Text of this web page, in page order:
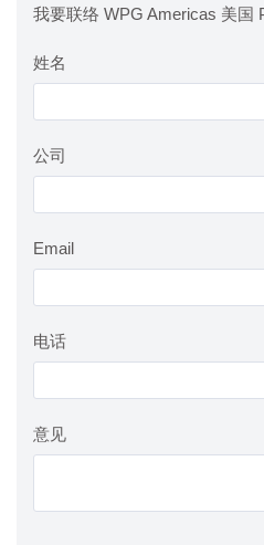
我要联络 WPG Americas 美国
姓名
公司
Email
电话
意见